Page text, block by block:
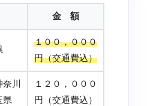
金 額
１００，０００
円（交通費込）
川
県
１２０，０００
円（交通費込）